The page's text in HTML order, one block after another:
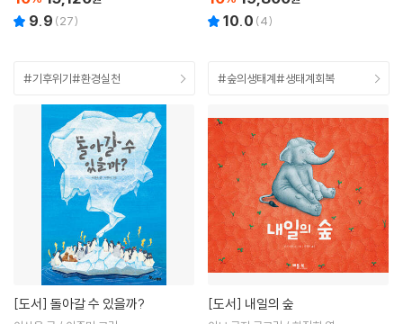
9.9 (27) 10.0 (4)
#기후위기#환경실천
[도서] 돌아갈 수 있을까?
#숲의생태계#생태계회복
[도서] 내일의 숲